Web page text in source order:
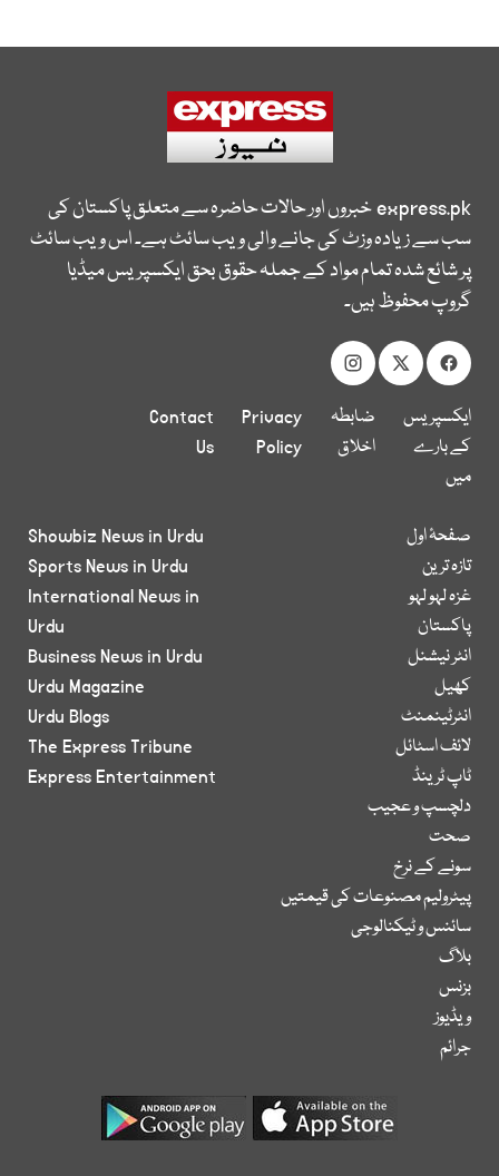
express.pkخبروں اور حالات حاضرہ سے متعلق پاکستان کی
سب سے زیادہ وزٹ کی جانے والی ویب سائٹ ہے۔ اس ویب سائٹ
پر شائع شدہ تمام مواد کے جملہ حقوق بحق ایکسپریس میڈیا
گروپ محفوظ ہیں۔
ایکسپریس
کے بارے
میں
ضابطہ
اخلاق
Privacy
Policy
Contact
Us
صفحۂ اول
تازہ ترین
غزہ لہو لہو
پاکستان
انٹر نیشنل
کھیل
انٹرٹینمنٹ
لائف اسٹائل
ٹاپ ٹرینڈ
دلچسپ و عجیب
صحت
سونے کے نرخ
پیٹرولیم مصنوعات کی قیمتیں
سائنس و ٹیکنالوجی
بلاگ
بزنس
ویڈیوز
جرائم
Showbiz News in Urdu
Sports News in Urdu
International News in
Urdu
Business News in Urdu
Urdu Magazine
Urdu Blogs
The Express Tribune
Express Entertainment